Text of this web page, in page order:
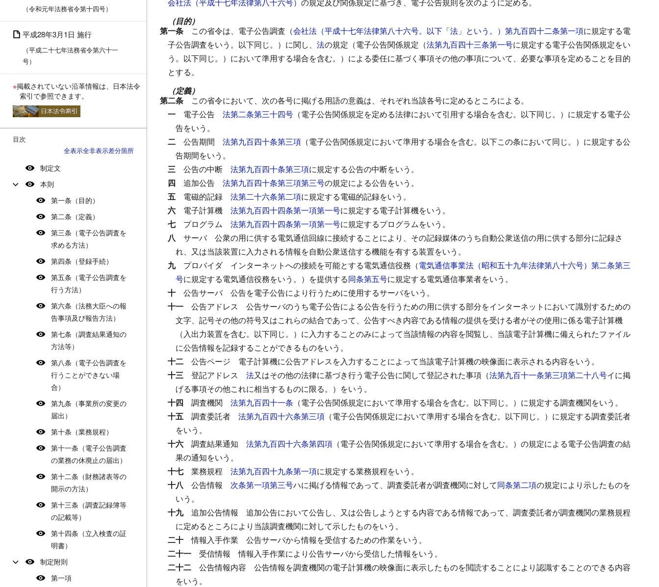
（令和元年法務省令第十四号）
平成28年3月1日 施行
（平成二十七年法務省令第六十一
号）
※掲載されていない沿革情報は、日本法令
索引で参照できます。
目次
全表示全非表示差分箇所
制定文
本則
第一条（目的）
第二条（定義）
第三条（電子公告調査を
求める方法）
第四条（登録手続）
第五条（電子公告調査を
行う方法）
第六条（法務大臣への報
告事項及び報告方法）
第七条（調査結果通知の
方法等）
第八条（電子公告調査を
行うことができない場
合）
第九条（事業所の変更の
届出）
第十条（業務規程）
第十一条（電子公告調査
の業務の休廃止の届出）
第十二条（財務諸表等の
開示の方法）
第十三条（調査記録簿等
の記載等）
第十四条（立入検査の証
明書）
制定附則
第一項
（目的）
第一条 この省令は、電子公告調査（会社法（平成十七年法律第八十六号。以下「法」という。）第九百四十二条第一項に規定する電
子公告調査をいう。以下同じ。）に関し、 法の規定（電子公告関係規定（法第九百四十三条第一号に規定する電子公告関係規定をい
う。以下同じ。）において準用する場合を含む。）による委任に基づく事項その他の事項について、必要な事項を定めることを目的
とする。
（定義）
第二条 この省令において、次の各号に掲げる用語の意義は、それぞれ当該各号に定めるところによる。
一 電子公告 法第二条第三十四号 （電子公告関係規定を定める法律において引用する場合を含む。以下同じ。）に規定する電子公
告をいう。
二 公告期間 法第九百四十条第三項 （電子公告関係規定において準用する場合を含む。以下この条において同じ。）に規定する公
告期間をいう。
三 公告の中断 法第九百四十条第三項に規定する公告の中断をいう。
四 追加公告 法第九百四十条第三項第三号の規定による公告をいう。
五 電磁的記録 法第二十六条第二項に規定する電磁的記録をいう。
六 電子計算機 法第九百四十四条第一項第一号に規定する電子計算機をいう。
七 プログラム 法第九百四十四条第一項第一号に規定するプログラムをいう。
八 サーバ
公衆の用に供する電気通信回線に接続することにより、その記録媒体のうち自動公衆送信の用に供する部分に記録さ
れ、又は当該装置に入力される情報を自動公衆送信する機能を有する装置をいう。
九 プロバイダ インターネットへの接続を可能とする電気通信役務（電気通信事業法（昭和五十九年法律第八十六号）第二条第三
号に規定する電気通信役務をいう。）を提供する同条第五号に規定する電気通信事業者をいう。
十 公告サーバ
公告を電子公告により行うために使用するサーバをいう。
十一 公告アドレス
公告サーバのうち電子公告による公告を行うための用に供する部分をインターネットにおいて識別するための
文字、記号その他の符号又はこれらの結合であって、公告すべき内容である情報の提供を受ける者がその使用に係る電子計算機
（入出力装置を含む。以下同じ。）に入力することのみによって当該情報の内容を閲覧し、当該電子計算機に備えられたファイル
に公告情報を記録することができるものをいう。
十二 公告ページ
電子計算機に公告アドレスを入力することによって当該電子計算機の映像面に表示される内容をいう。
十三 登記アドレス 法又はその他の法律に基づき行う電子公告に関して登記された事項（法第九百十一条第三項第二十八号イに掲
げる事項その他これに相当するものに限る。）をいう。
十四 調査機関 法第九百四十一条 （電子公告関係規定において準用する場合を含む。以下同じ。）に規定する調査機関をいう。
十五 調査委託者 法第九百四十六条第三項 （電子公告関係規定において準用する場合を含む。以下同じ。）に規定する調査委託者
をいう。
十六 調査結果通知 法第九百四十六条第四項 （電子公告関係規定において準用する場合を含む。）の規定による電子公告調査の結
果の通知をいう。
十七 業務規程 法第九百四十九条第一項に規定する業務規程をいう。
十八 公告情報 次条第一項第三号ハに掲げる情報であって、調査委託者が調査機関に対して同条第二項の規定により示したものを
いう。
十九 追加公告情報
追加公告において公告し、又は公告しようとする内容である情報であって、調査委託者が調査機関の業務規程
に定めるところにより当該調査機関に対して示したものをいう。
二十情報入手作業
公告サーバから情報を受信するための作業をいう。
二十一 受信情報
情報入手作業により公告サーバから受信した情報をいう。
二十二 公告情報内容
公告情報を調査機関の電子計算機の映像面に表示したものを閲読することにより認識することのできる内容
をいう。